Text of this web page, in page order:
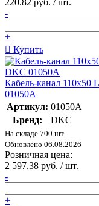
-
+
Купить
Кабель-канал 110х50
01050A
Артикул: 01050A
Бренд:
DKC
На складе 700 шт.
Обновлено 06.08.2026
Розничная цена:
2 597.38 руб. / шт.
-
+